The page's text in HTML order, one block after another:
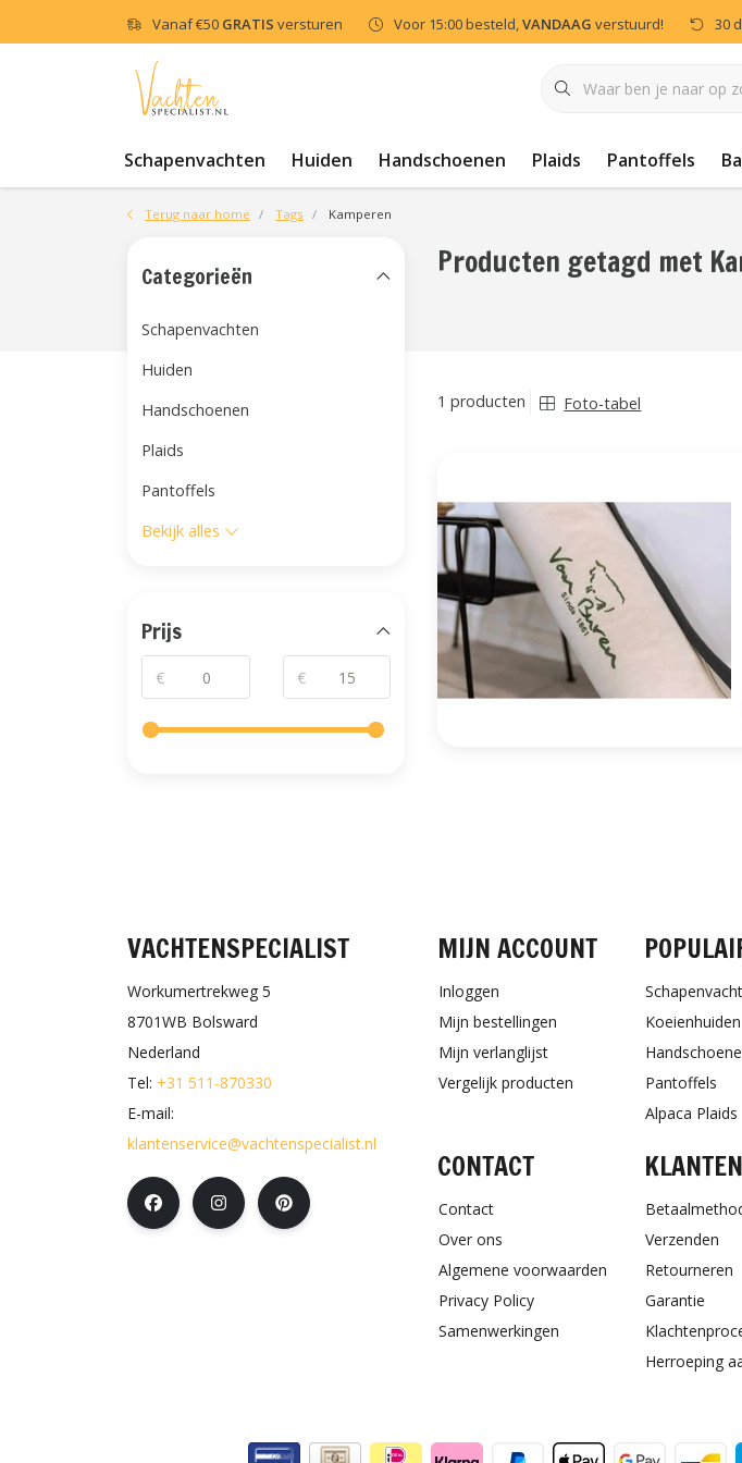
Vanaf€50 GRATIS versturen Voor 15:00 besteld,VANDAAG verstuurd! 30
Schapenvachten Huiden Handschoenen Plaids Pantoffels
Terug naar home Tags Kamperen
Producten getagd met
1 producten Foto-tabel
Categorieën
Schapenvachten
Huiden
Handschoenen
Plaids
Pantoffels
Bekijk alles
Prijs
€ €
VACHTENSPECIALIST
Workumertrekweg 5
8701WB Bolsward
Nederland
Tel: +31 511-870330
E-mail:
klantenservice@vachtenspecialist.nl
MIJN ACCOUNT
Inloggen
Mijn bestellingen
Mijn verlanglijst
Vergelijk producten
Koeienhuiden
Pantoffels
Alpaca Plaids
CONTACT
Contact
Over ons
Algemene voorwaarden
Privacy Policy
Samenwerkingen
Verzenden
Retourneren
Garantie
Herroeping